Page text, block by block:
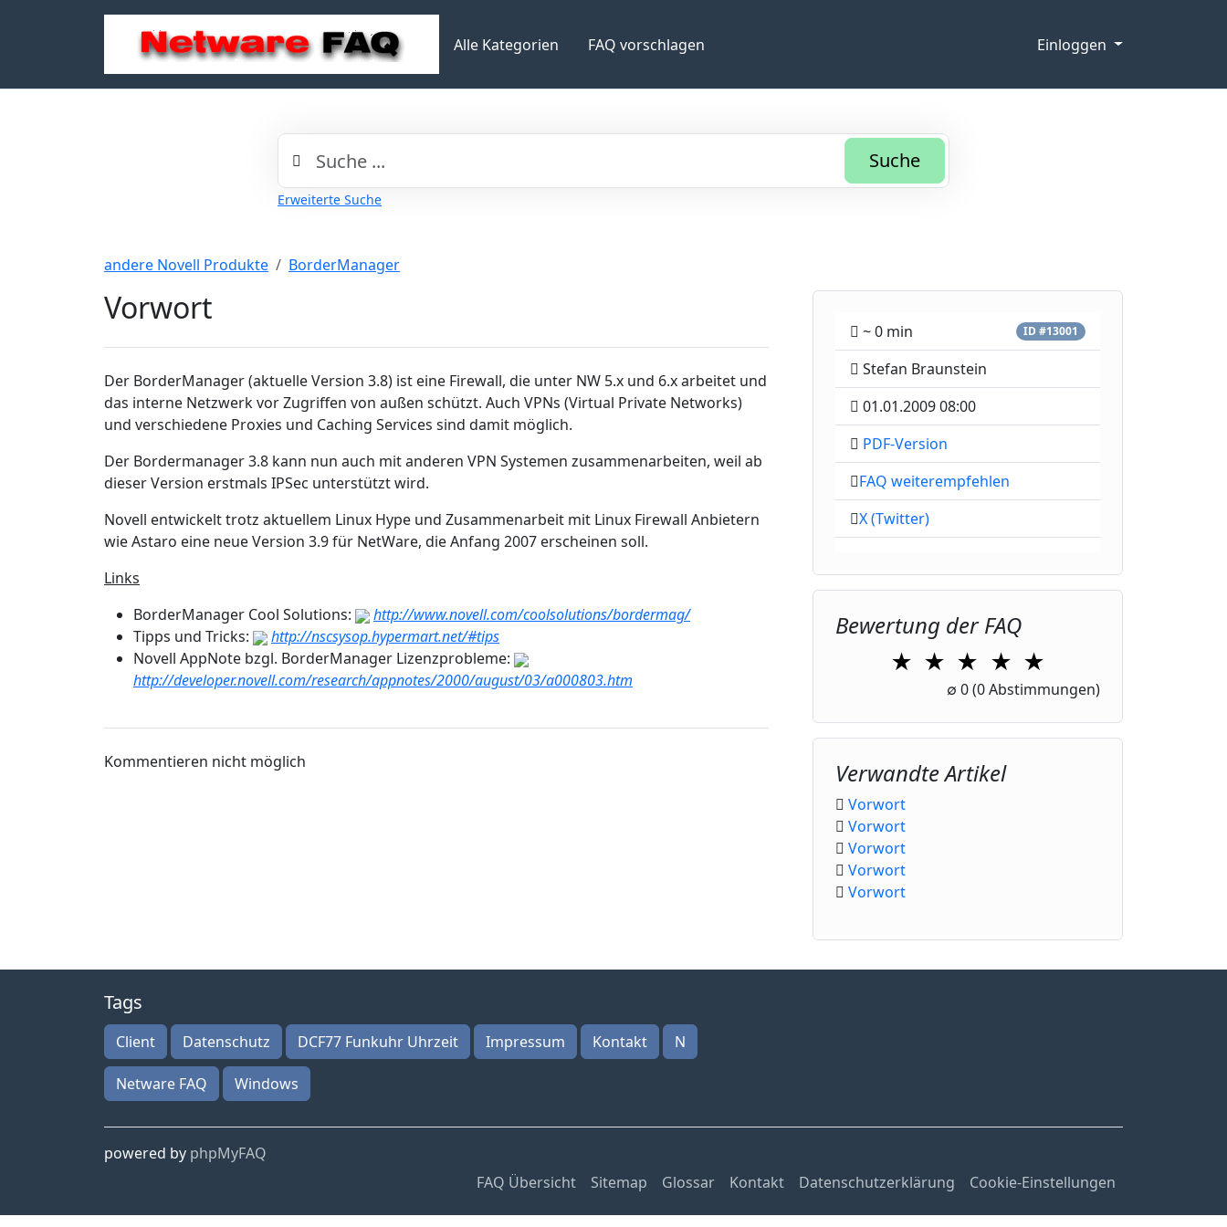
Alle Kategorien FAQ vorschlagen Einloggen
Suche
Erweiterte Suche
andere Novell Produkte BorderManager
Vorwort
Der BorderManager (aktuelle Version 3.8) ist eine Firewall, die unter NW 5.x und 6.x arbeitet und
das interne Netzwerk vor Zugriffen von außen schützt. Auch VPNs (Virtual Private Networks)
und verschiedene Proxies und Caching Services sind damit möglich.
Der Bordermanager 3.8 kann nun auch mit anderen VPN Systemen zusammenarbeiten, weil ab
dieser Version erstmals IPSec unterstützt wird.
Novell entwickelt trotz aktuellem Linux Hype und Zusammenarbeit mit Linux Firewall Anbietern
wie Astaro eine neue Version 3.9 für NetWare, die Anfang 2007 erscheinen soll.
Links
BorderManager Cool Solutions:
http://www.novell.com/coolsolutions/bordermag/
Tipps und Tricks:
http://nscsysop.hypermart.net/#tips
Novell AppNote bzgl. BorderManager Lizenzprobleme:
http://developer.novell.com/research/appnotes/2000/august/03/a000803.htm
Kommentieren nicht möglich
~ 0 min ID #13001
Stefan Braunstein
01.01.2009 08:00
PDF-Version
FAQ weiterempfehlen
X (Twitter)
Bewertung der FAQ
★
1 Star
★
2 Stars
★
3 Stars
★
4 Stars
★
5 Stars
∅ 0(0 Abstimmungen)
Verwandte Artikel
Vorwort
Vorwort
Vorwort
Vorwort
Vorwort
Tags
Client Datenschutz DCF77 Funkuhr Uhrzeit Impressum Kontakt N
Netware FAQ Windows
powered by phpMyFAQ
FAQ Übersicht
Sitemap Glossar Kontakt Datenschutzerklärung Cookie-Einstellungen